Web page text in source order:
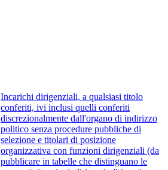
Incarichi dirigenziali, a qualsiasi titolo
conferiti, ivi inclusi quelli conferiti
discrezionalmente dall'organo di indirizzo
politico senza procedure pubbliche di
selezione e titolari di posizione
organizzativa con funzioni dirigenziali (da
pubblicare in tabelle che distinguano le